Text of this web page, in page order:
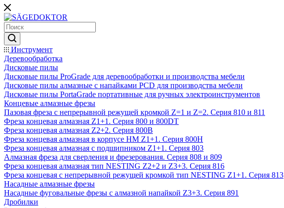
Инструмент
Деревообработка
Дисковые пилы
Дисковые пилы ProGrade для деревообработки и производства мебели
Дисковые пилы алмазные с напайками PCD для производства мебели
Дисковые пилы PortaGrade портативные для ручных электроинструментов
Концевые алмазные фрезы
Пазовая фреза с непрерывной режущей кромкой Z=1 и Z=2. Серия 810 и 811
Фреза концевая алмазная Z1+1. Серия 800 и 800DT
Фреза концевая алмазная Z2+2. Серия 800B
Фреза концевая алмазная в корпусе НМ Z1+1. Серия 800H
Фреза концевая алмазная с подшипником Z1+1. Серия 803
Алмазная фреза для сверления и фрезерования. Серия 808 и 809
Фреза концевая алмазная тип NESTING Z2+2 и Z3+3. Серия 816
Фреза концевая с непрерывной режущей кромкой тип NESTING Z1+1. Серия 813
Насадные алмазные фрезы
Насадные фуговальные фрезы с алмазной напайкой Z3+3. Серия 891
Дробилки